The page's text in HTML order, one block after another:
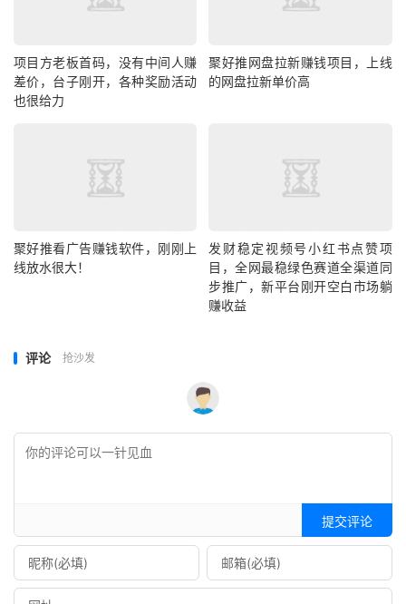
项目方老板首码，没有中间人赚
差价，台子刚开，各种奖励活动
也很给力
聚好推网盘拉新赚钱项目，上线
的网盘拉新单价高
聚好推看广告赚钱软件，刚刚上
线放水很大！
发财稳定视频号小红书点赞项
目，全网最稳绿色赛道全渠道同
步推广，新平台刚开空白市场躺
赚收益
评论 抢沙发
提交评论